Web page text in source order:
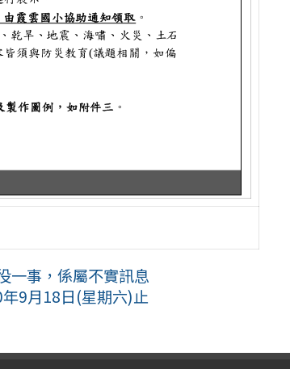
一事，係屬不實訊息
9月18日(星期六)止